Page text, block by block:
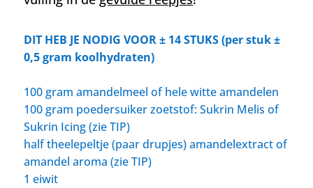
DIT HEB JE NODIG VOOR± 14 STUKS (per stuk±
0,5 gram koolhydraten)
100 gram amandelmeel of hele witte amandelen
100 gram poedersuiker zoetstof: Sukrin Melis of
Sukrin Icing (zie TIP)
half theelepeltje (paar drupjes) amandelextract of
amandel aroma (zie TIP)
1 eiwit